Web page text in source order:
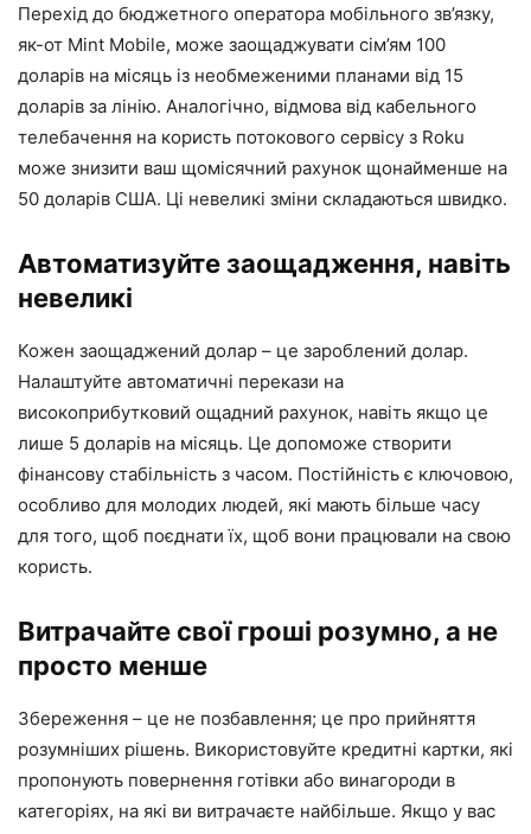
Перехід до бюджетного оператора мобільного зв’язку,
як-от Mint Mobile, може заощаджувати сім’ям 100
доларів на місяць із необмеженими планами від 15
доларів за лінію. Аналогічно, відмова від кабельного
телебачення на користь потокового сервісу з Roku
може знизити ваш щомісячний рахунок щонайменше на
50 доларів США. Ці невеликі зміни складаються швидко.
Автоматизуйте заощадження, навіть
невеликі
Кожен заощаджений долар – це зароблений долар.
Налаштуйте автоматичні перекази на
високоприбутковий ощадний рахунок, навіть якщо це
лише 5 доларів на місяць. Це допоможе створити
фінансову стабільність з часом. Постійність є ключовою,
особливо для молодих людей, які мають більше часу
для того, щоб поєднати їх, щоб вони працювали на свою
користь.
Витрачайте свої гроші розумно, а не
просто менше
Збереження – це не позбавлення; це про прийняття
розумніших рішень. Використовуйте кредитні картки, які
пропонують повернення готівки або винагороди в
категоріях, на які ви витрачаєте найбільше. Якщо у вас